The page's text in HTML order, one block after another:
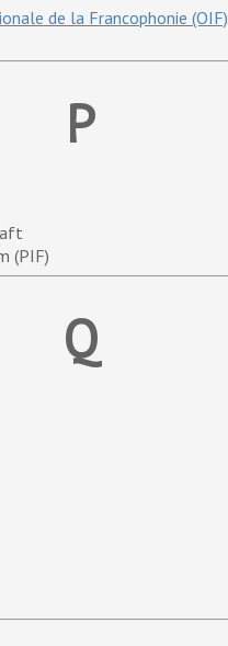
de la Francophonie (OIF)
P
(PIF)
Q